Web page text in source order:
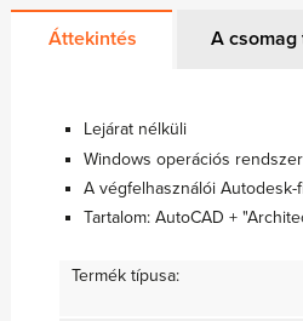
Áttekintés A
Lejárat nélküli
Windows operációs
A végfelhasználói
Tartalom: AutoCAD +
Termék típusa: